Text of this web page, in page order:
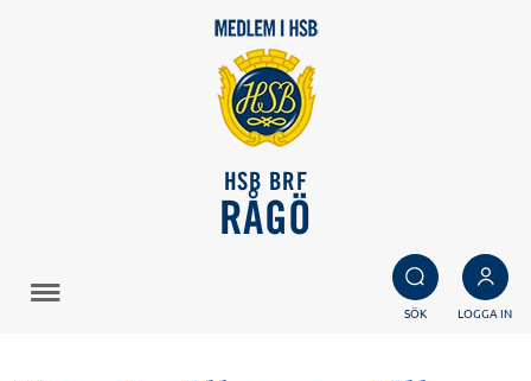
HSB BRF
RÅGÖ
SÖK LOGGA IN